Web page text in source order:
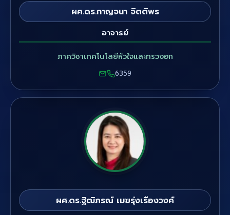
ผศ.ดร.กาญจนา จิตติพร
อาจารย์
ภาควิชาเทคโนโลยีหัวใจและทรวงอก
6359
ผศ.ดร.ฐิฒิภรณ์ เมฆรุ่งเรืองวงศ์